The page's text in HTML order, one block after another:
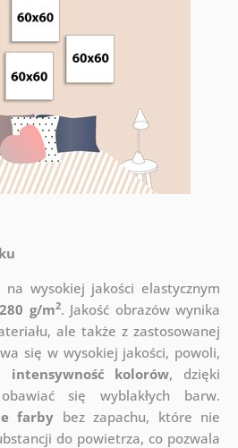
wysokiej jakości elastycznym
280 g/m2. Jakość obrazów wynika
ale także z zastosowanej
się w wysokiej jakości, powoli,
intensywność kolorów, dzięki
się wyblakłych barw.
farby bez zapachu, które nie
do powietrza, co pozwala